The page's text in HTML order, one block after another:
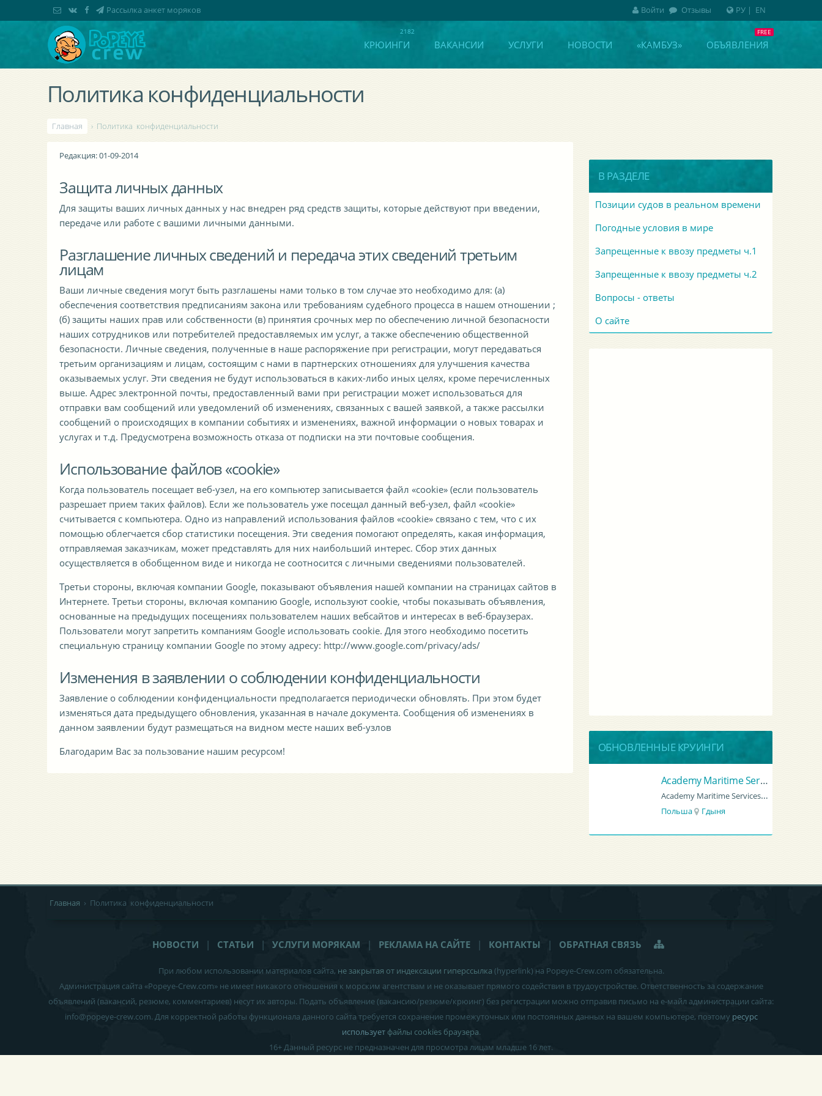
КРЮИНГИ ВАКАНСИИ УСЛУГИ НОВОСТИ «КАМБУЗ» ОБЪЯВЛЕНИЯ
Политика конфиденциальности
Главная › Политика конфиденциальности
Редакция: 01-09-2014
Защита личных данных
Для защиты ваших личных данных у нас внедрен ряд средств защиты, которые действуют при введении,
передаче или работе с вашими личными данными.
Разглашение личных сведений и передача этих сведений третьим
лицам
Ваши личные сведения могут быть разглашены нами только в том случае это необходимо для: (а)
обеспечения соответствия предписаниям закона или требованиям судебного процесса в нашем отношении ;
(б) защиты наших прав или собственности (в) принятия срочных мер по обеспечению личной безопасности
наших сотрудников или потребителей предоставляемых им услуг, а также обеспечению общественной
безопасности. Личные сведения, полученные в наше распоряжение при регистрации, могут передаваться
третьим организациям и лицам, состоящим с нами в партнерских отношениях для улучшения качества
оказываемых услуг. Эти сведения не будут использоваться в каких-либо иных целях, кроме перечисленных
выше. Адрес электронной почты, предоставленный вами при регистрации может использоваться для
отправки вам сообщений или уведомлений об изменениях, связанных с вашей заявкой, а также рассылки
сообщений о происходящих в компании событиях и изменениях, важной информации о новых товарах и
услугах и т.д. Предусмотрена возможность отказа от подписки на эти почтовые сообщения.
Использование файлов «cookie»
Когда пользователь посещает веб-узел, на его компьютер записывается файл «cookie» (если пользователь
разрешает прием таких файлов). Если же пользователь уже посещал данный веб-узел, файл «cookie»
считывается с компьютера. Одно из направлений использования файлов «cookie» связано с тем, что с их
помощью облегчается сбор статистики посещения. Эти сведения помогают определять, какая информация,
отправляемая заказчикам, может представлять для них наибольший интерес. Сбор этих данных
осуществляется в обобщенном виде и никогда не соотносится с личными сведениями пользователей.
Третьи стороны, включая компании Google, показывают объявления нашей компании на страницах сайтов в
Интернете. Третьи стороны, включая компанию Google, используют cookie, чтобы показывать объявления,
основанные на предыдущих посещениях пользователем наших вебсайтов и интересах в веб-браузерах.
Пользователи могут запретить компаниям Google использовать cookie. Для этого необходимо посетить
специальную страницу компании Google по этому адресу: http://www.google.com/privacy/ads/
Изменения в заявлении о соблюдении конфиденциальности
Заявление о соблюдении конфиденциальности предполагается периодически обновлять. При этом будет
изменяться дата предыдущего обновления, указанная в начале документа. Сообщения об изменениях в
данном заявлении будут размещаться на видном месте наших веб-узлов
Благодарим Вас за пользование нашим ресурсом!
В РАЗДЕЛЕ
Позиции судов в реальном времени
Погодные условия в мире
Запрещенные к ввозу предметы ч.1
Запрещенные к ввозу предметы ч.2
Вопросы - ответы
О сайте
ОБНОВЛЕННЫЕ КРУИНГИ
Academy Maritime Services Ltd.
Academy Maritime Services Ltd.
Польша Гдыня
РУ| EN
Рассылка анкет моряков Войти Отзывы
Главная › Политика конфиденциальности
НОВОСТИ | СТАТЬИ | УСЛУГИ МОРЯКАМ | РЕКЛАМА НА САЙТЕ | КОНТАКТЫ | ОБРАТНАЯ СВЯЗЬ
При любом использовании материалов сайта, не закрытая от индексации гиперссылка (hyperlink) на Popeye-Crew.com обязательна.
Администрация сайта «Popeye-Crew.com» не имеет никакого отношения к морским агентствам и не оказывает прямого содействия в трудоустройстве. Ответственность за содержание
объявлений (вакансий, резюме, комментариев) несут их авторы. Подать объявление (вакансию/резюме/крюинг) без регистрации можно отправив письмо на е-майл администрации сайта:
info@popeye-crew.com. Для корректной работы функционала данного сайта требуется сохранение промежуточных или постоянных данных на вашем компьютере, поэтому ресурс
использует файлы cookies браузера.
16+Данный ресурс не предназначен для просмотра лицам младше 16 лет.